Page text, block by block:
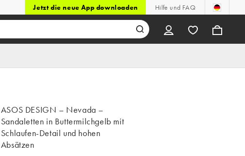
Jetzt die neue App downloaden Hilfe und FAQ
ASOS DESIGN – Nevada –
Sandaletten in Buttermilchgelb mit
Schlaufen-Detail und hohen
Absätzen